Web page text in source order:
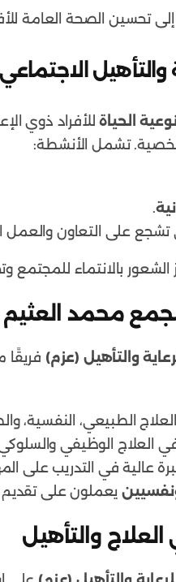
إلى تحسين الصحة العامة
الحياةللأفراد ذوي
تشمل الأنشطة:
.
تشجع على التعاون والعمل
بالانتماء للمجتمع
محمد العثيم
والتأهيل (عزم)
الطبيعي، النفسية،
العلاج الوظيفي
عالية في التدريب على
يعملون على تقديم
العلاج والتأهيل